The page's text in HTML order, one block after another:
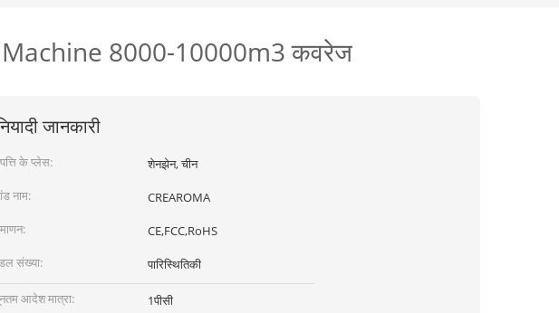
8000-10000m3 कवरेज
जानकारी
के प्लेस:
शेनझेन, चीन
नाम:
CREAROMA
CE,FCC,RoHS
संख्या:
पारिस्थितिकी
आदेश मात्रा:
1पीसी